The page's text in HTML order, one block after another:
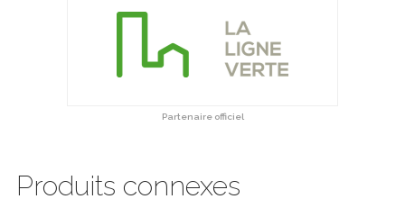
Partenaire officiel
Produits connexes